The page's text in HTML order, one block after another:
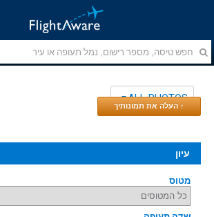
ALL PHOTOS
↑ העלה את תמונותיך
עיון
מטוס